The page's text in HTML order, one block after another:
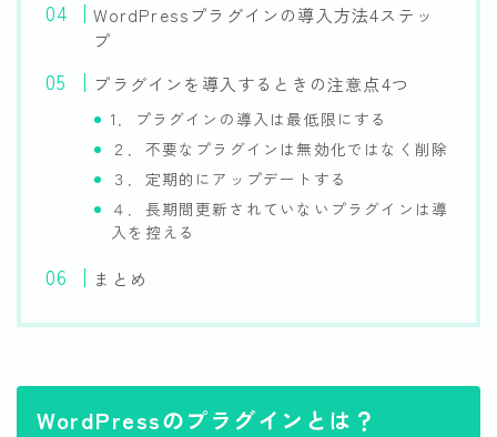
WordPressプラグインの導入方法4ステッ
プ
プラグインを導入するときの注意点4つ
1．プラグインの導入は最低限にする
２．不要なプラグインは無効化ではなく削除
３．定期的にアップデートする
４．長期間更新されていないプラグインは導
入を控える
まとめ
WordPressのプラグインとは？